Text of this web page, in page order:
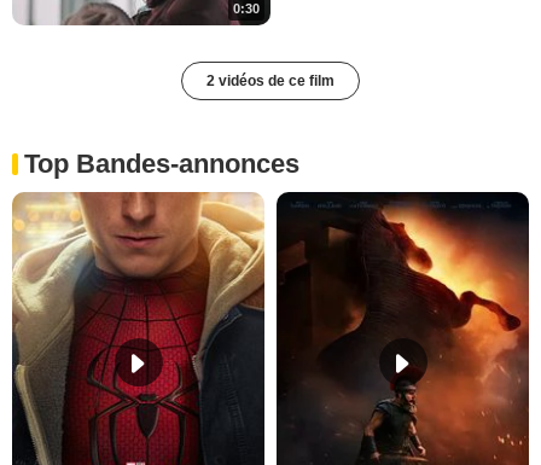
0:30
2 vidéos de ce film
Top Bandes-annonces